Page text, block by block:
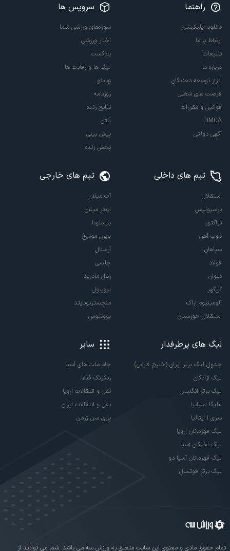
راهنما
دانلود اپلیکیشن
ارتباط با ما
تبلیغات
درباره ما
ابزار توسعه دهندگان
فرصت های شغلی
قوانین و مقررات
DMCA
آگهی دولتی
سرویس ها
سوژه‌های ورزشی شما
اخبار ورزشی
پادکست
لیگ ها و رقابت ها
ویدئو
روزنامه
نتایج زنده
آنتن
پیش بینی
پخش زنده
تیم های داخلی
استقلال
پرسپولیس
تراکتور
ذوب آهن
سپاهان
فولاد
ملوان
گل‌گهر
آلومینیوم اراک
استقلال خوزستان
تیم های خارجی
آث میلان
اینتر میلان
بارسلونا
بایرن مونیخ
آرسنال
چلسی
رئال مادرید
لیورپول
منچستریونایتد
یوونتوس
لیگ های پرطرفدار
جدول لیگ برتر ایران (خلیج فارس)
لیگ آزادگان
لیگ برتر انگلیس
لالیگا اسپانیا
سری آ ایتالیا
لیگ قهرمانان اروپا
لیگ نخبگان آسیا
لیگ قهرمانان آسیا دو
لیگ برتر فوتسال
سایر
جام ملت های آسیا
رنکینگ فیفا
نقل و انتقالات اروپا
نقل و انتقالات ایران
پاری سن ژرمن
تمام حقوق مادی و معنوی این سایت متعلق به ورزش سه می باشد. شما می توانید از